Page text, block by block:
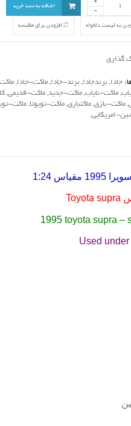
اضافه به سبد خرید
به لیست دلخواه افزودن برای مقایسه
گذاری
جادا,برندجادا,برند-جادا,ماکت-جادا,
,ماکت-نایاب,ماکت-جدید,ماکت-قدیمی,
,ماکت-بازی,ماکتبازی,ماکت-تویوتا,ماکت-
امریکایی,
1:24
Toyota supra
1995 toyota supra –
Used